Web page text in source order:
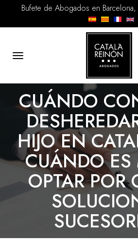
Bufete de Abogados en
Toggle
CUÁNDO
HIJO EN
CUÁNDO ES
OPTAR POR